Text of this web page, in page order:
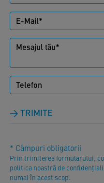
TRIMITE
* Câmpuri obligatorii
Prin trimiterea formularului,
politica noastră de
numai în acest scop.